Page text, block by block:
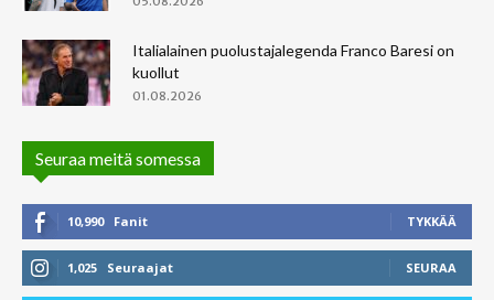
Italialainen puolustajalegenda Franco Baresi on
kuollut
01.08.2026
Seuraa meitä somessa
10,990 Fanit TYKKÄÄ
1,025 Seuraajat SEURAA